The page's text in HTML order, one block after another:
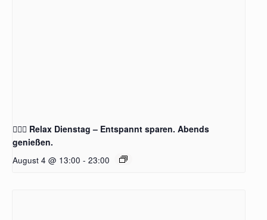
🧖‍♂️✨ Relax Dienstag – Entspannt sparen. Abends
genießen.
August 4 @ 13:00 - 23:00